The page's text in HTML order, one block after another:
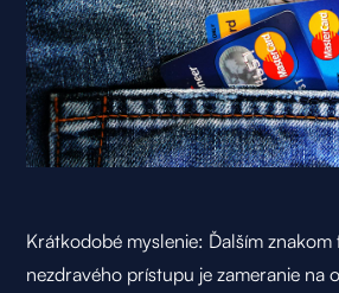
Krátkodobé myslenie: Ďalším znakom
nezdravého prístupu je zameranie na